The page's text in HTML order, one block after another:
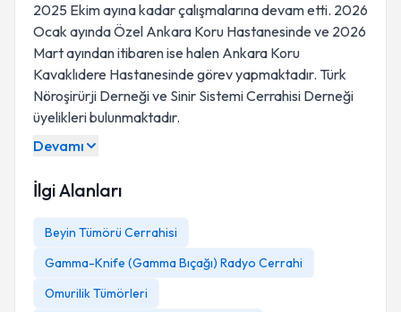
2025 Ekim ayına kadar çalışmalarına devam etti. 2026
Ocak ayında Özel Ankara Koru Hastanesinde ve 2026
Mart ayından itibaren ise halen Ankara Koru
Kavaklıdere Hastanesinde görev yapmaktadır. Türk
Nöroşirürji Derneği ve Sinir Sistemi Cerrahisi Derneği
üyelikleri bulunmaktadır.
Devamı
İlgi Alanları
Beyin Tümörü Cerrahisi
Gamma-Knife (Gamma Bıçağı) Radyo Cerrahi
Omurilik Tümörleri